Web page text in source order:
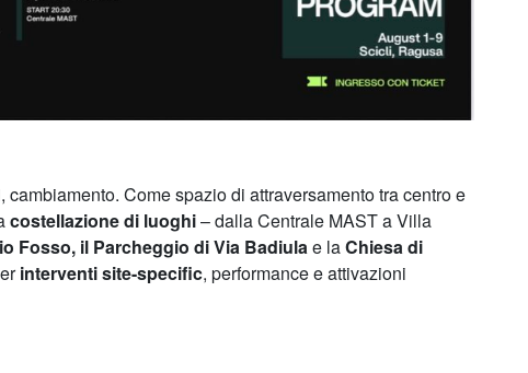
Come spazio di attraversamento tra centro e
costellazione di luoghi– dalla Centrale MAST a Villa
Fosso, il Parcheggio di Via Badiulae laChiesa di
interventi site-specific, performance e attivazioni